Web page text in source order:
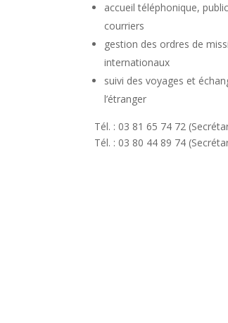
accueil téléphonique,
courriers
gestion des ordres de
internationaux
suivi des voyages et
l’étranger
Tél. : 03 81 65 74 72
Tél. : 03 80 44 89 74